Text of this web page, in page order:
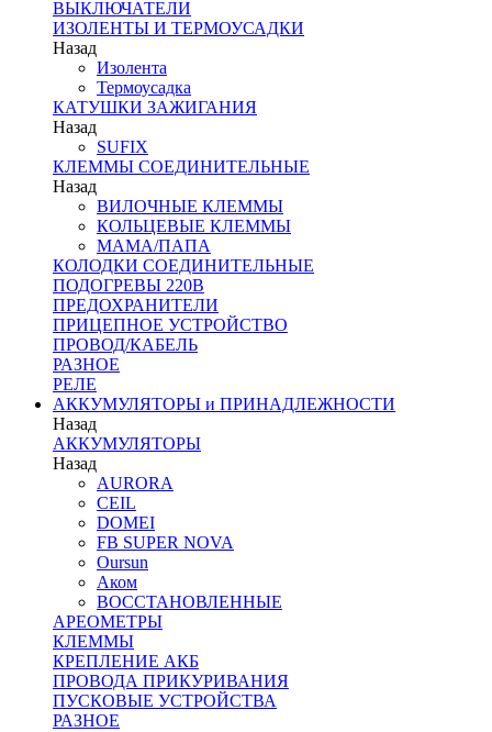
ВЫКЛЮЧАТЕЛИ
ИЗОЛЕНТЫ И ТЕРМОУСАДКИ
Назад
Изолента
Термоусадка
КАТУШКИ ЗАЖИГАНИЯ
Назад
SUFIX
КЛЕММЫ СОЕДИНИТЕЛЬНЫЕ
Назад
ВИЛОЧНЫЕ КЛЕММЫ
КОЛЬЦЕВЫЕ КЛЕММЫ
МАМА/ПАПА
КОЛОДКИ СОЕДИНИТЕЛЬНЫЕ
ПОДОГРЕВЫ 220В
ПРЕДОХРАНИТЕЛИ
ПРИЦЕПНОЕ УСТРОЙСТВО
ПРОВОД/КАБЕЛЬ
РАЗНОЕ
РЕЛЕ
АККУМУЛЯТОРЫ и ПРИНАДЛЕЖНОСТИ
Назад
АККУМУЛЯТОРЫ
Назад
AURORA
CEIL
DOMEI
FB SUPER NOVA
Oursun
Аком
ВОССТАНОВЛЕННЫЕ
АРЕОМЕТРЫ
КЛЕММЫ
КРЕПЛЕНИЕ АКБ
ПРОВОДА ПРИКУРИВАНИЯ
ПУСКОВЫЕ УСТРОЙСТВА
РАЗНОЕ